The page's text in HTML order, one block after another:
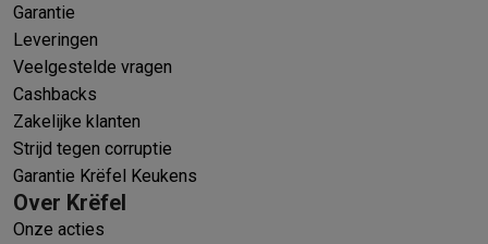
Garantie
Leveringen
Veelgestelde vragen
Cashbacks
Zakelijke klanten
Strijd tegen corruptie
Garantie Krëfel Keukens
Over Krëfel
Onze acties